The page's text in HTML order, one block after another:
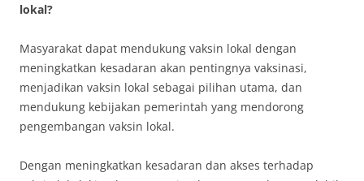
lokal?
Masyarakat dapat mendukung vaksin lokal dengan
meningkatkan kesadaran akan pentingnya vaksinasi,
menjadikan vaksin lokal sebagai pilihan utama, dan
mendukung kebijakan pemerintah yang mendorong
pengembangan vaksin lokal.
Dengan meningkatkan kesadaran dan akses terhadap